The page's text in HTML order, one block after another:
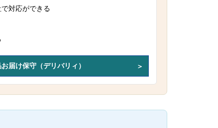
対応ができる
届け保守（デリバリィ）